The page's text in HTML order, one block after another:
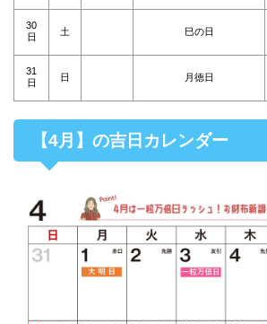
30
日
土 巳の日
31
日
日 月徳日
【4月】の吉日カレンダー